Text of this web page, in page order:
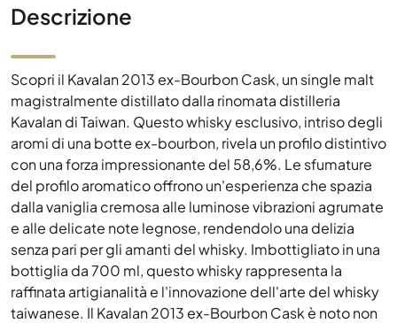
Descrizione
Scopri il Kavalan 2013 ex-Bourbon Cask, un single malt
magistralmente distillato dalla rinomata distilleria
Kavalan di Taiwan. Questo whisky esclusivo, intriso degli
aromi di una botte ex-bourbon, rivela un profilo distintivo
con una forza impressionante del 58,6%. Le sfumature
del profilo aromatico offrono un'esperienza che spazia
dalla vaniglia cremosa alle luminose vibrazioni agrumate
e alle delicate note legnose, rendendolo una delizia
senza pari per gli amanti del whisky. Imbottigliato in una
bottiglia da 700 ml, questo whisky rappresenta la
raffinata artigianalità e l'innovazione dell'arte del whisky
taiwanese. Il Kavalan 2013 ex-Bourbon Cask è noto non